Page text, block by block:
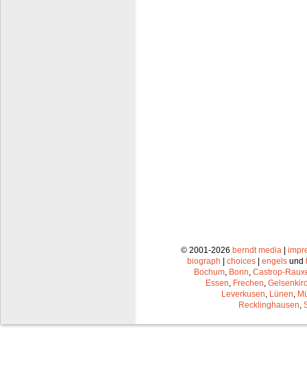
© 2001-2026 berndt media |
biograph | choices | engels und
Bochum Bonn Castrop-
Essen Frechen
Leverkusen Lünen
Recklinghausen